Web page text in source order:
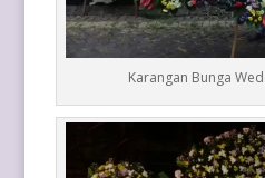
Karangan Bunga